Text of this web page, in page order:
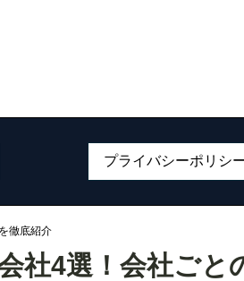
プライバシーポリシ
徹底紹介
社4選！会社ごと